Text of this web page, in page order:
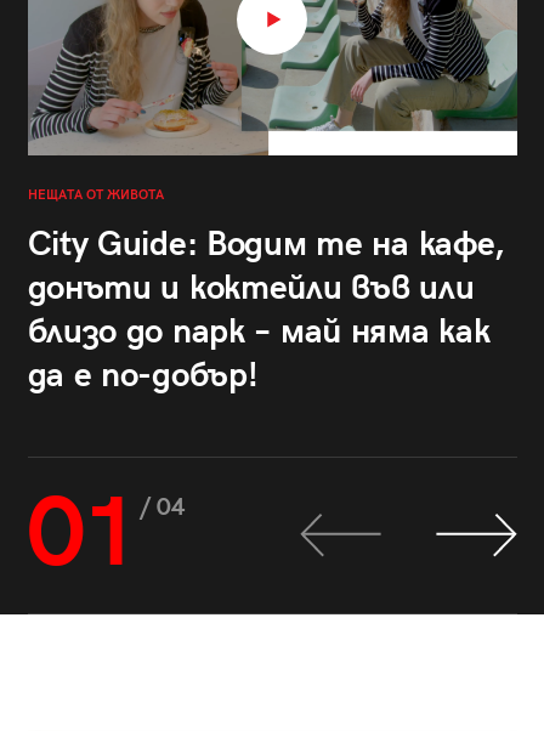
НЕЩАТА ОТ ЖИВОТА
City Guide: Водим те на кафе,
донъти и коктейли във или
близо до парк – май няма как
да е по-добър!
01 / 04